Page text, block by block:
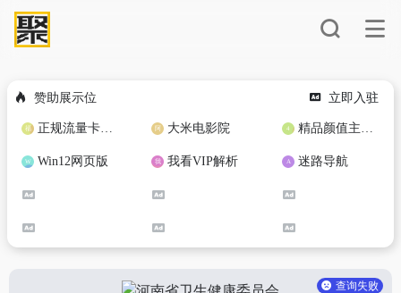
赞助展示位 立即入驻
正规流量卡免费加盟合作 大米电影院 精品颜值主播定制
Win12网页版 我看VIP解析 迷路导航
查询失败